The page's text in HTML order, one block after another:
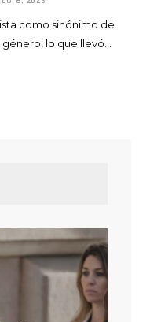
como sinónimo de
lo que llevó…